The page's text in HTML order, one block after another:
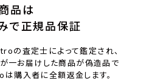
品は
で正規品保証
の査定士によって鑑定され、
一お届けした商品が偽造品で
購入者に全額返金します。